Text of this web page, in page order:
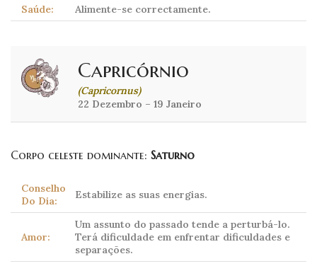
Saúde:
Alimente-se correctamente.
Capricórnio
(Capricornus)
22 Dezembro – 19 Janeiro
Corpo celeste dominante: Saturno
Conselho
Do Dia:
Estabilize as suas energias.
Amor:
Um assunto do passado tende a perturbá-lo.
Terá dificuldade em enfrentar dificuldades e
separações.